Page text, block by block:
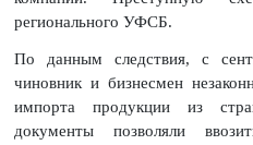
регионального УФСБ.
По данным следствия, с
чиновник и бизнесмен
импорта продукции из
документы позволяли